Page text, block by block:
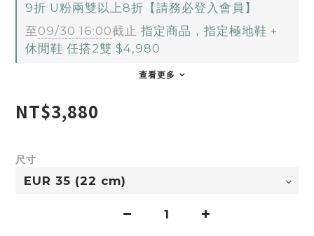
9折 U粉兩雙以上8折【請務必登入會員】
至09/30 16:00截止 指定商品，指定極地鞋 +
休閒鞋 任搭2雙 $4,980
查看更多
NT$3,880
尺寸